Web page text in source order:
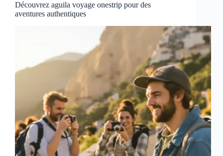
Découvrez aguila voyage onestrip pour des
aventures authentiques